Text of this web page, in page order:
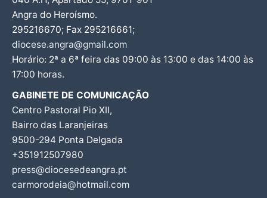
Angra do Heroísmo.
295216670; Fax 295216661;
diocese.angra@gmail.com
Horário: 2ª a 6ª feira das 09:00 às 13:00 e das 14:00 às
17:00 horas.
GABINETE DE COMUNICAÇÃO
Centro Pastoral Pio XII,
Bairro das Laranjeiras
9500-294 Ponta Delgada
+351912507980
press@diocesedeangra.pt
carmorodeia@hotmail.com